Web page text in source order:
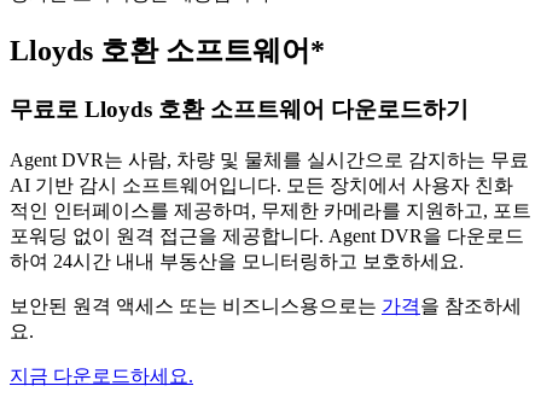
Lloyds 호환 소프트웨어*
무료로 Lloyds 호환 소프트웨어 다운로드하기
Agent DVR는 사람, 차량 및 물체를 실시간으로 감지하는 무료
AI 기반 감시 소프트웨어입니다. 모든 장치에서 사용자 친화
적인 인터페이스를 제공하며, 무제한 카메라를 지원하고, 포트
포워딩 없이 원격 접근을 제공합니다. Agent DVR을 다운로드
하여 24시간 내내 부동산을 모니터링하고 보호하세요.
보안된 원격 액세스 또는 비즈니스용으로는 가격을 참조하세
요.
지금 다운로드하세요.